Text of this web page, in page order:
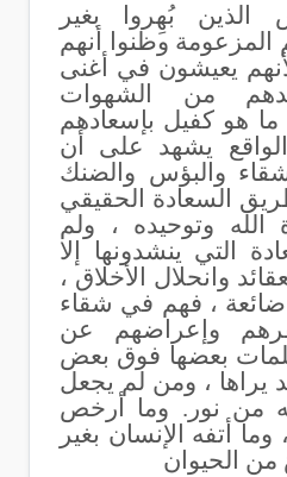
بُهِروا بغير
المزعومة وظنوا أنهم
يعيشون في أغنى
من الشهوات
ما هو كفيل بإسعادهم
يشهد على أن
والبؤس والضنك
السعادة الحقيقي
الله وتوحيده ، ولم
التي ينشدونها إلا
وانحلال الأخلاق ،
، فهم في شقاء
وإعراضهم عن
بعضها فوق بعض
يراها ، ومن لم يجعل
له من نور. وما أرخص
وما أتفه الإنسان بغير
من الحيوان